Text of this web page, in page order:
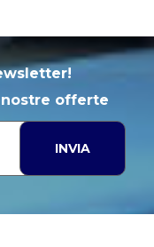
offerte
INVIA